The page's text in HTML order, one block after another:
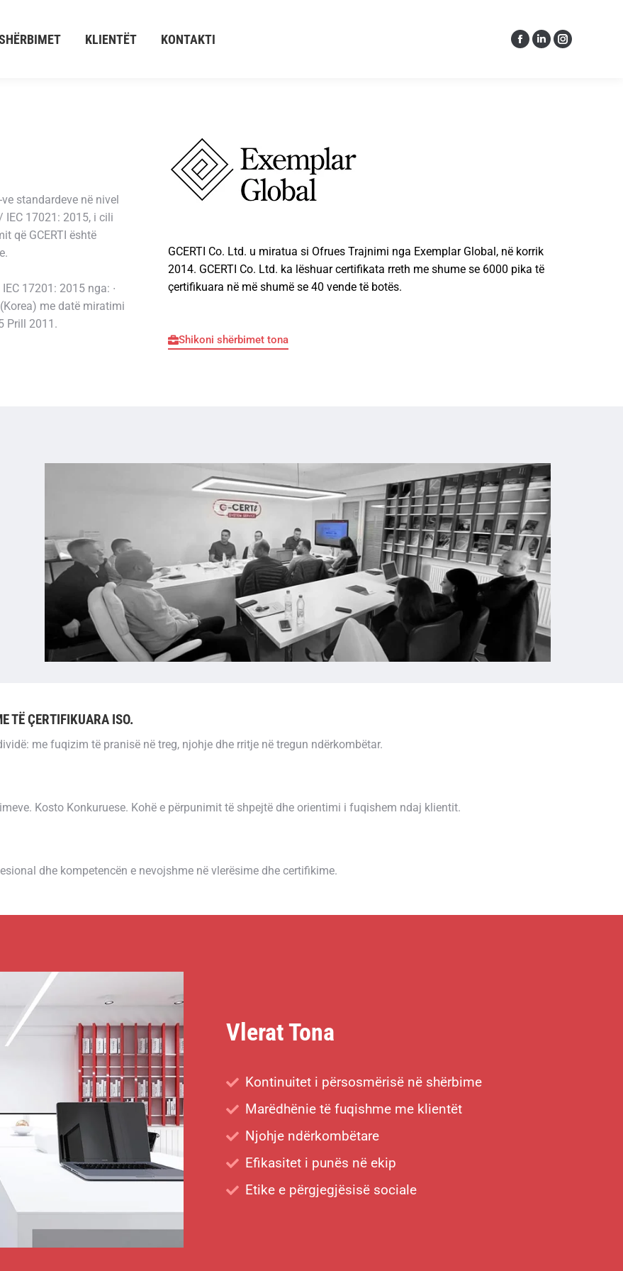
KLIENTËT KONTAKTI
standardeve në nivel
IEC 17021: 2015, i cili
që GCERTI është
17201: 2015 nga: ∙
me datë miratimi
Prill 2011.
GCERTI Co. Ltd. u miratua si Ofrues Trajnimi nga Exemplar Global, në korrik
2014. GCERTI Co. Ltd. ka lëshuar certifikata rreth me shume se 6000 pika të
çertifikuara në më shumë se 40 vende të botës.
Shikoni shërbimet tona
TË ÇERTIFIKUARA ISO.
me fuqizim të pranisë në treg, njohje dhe rritje në tregun ndërkombëtar.
Kosto Konkuruese. Kohë e përpunimit të shpejtë dhe orientimi i fuqishem ndaj klientit.
dhe kompetencën e nevojshme në vlerësime dhe certifikime.
Vlerat Tona
Kontinuitet i përsosmërisë në shërbime
Marëdhënie të fuqishme me klientët
Njohje ndërkombëtare
Efikasitet i punës në ekip
Etike e përgjegjësisë sociale